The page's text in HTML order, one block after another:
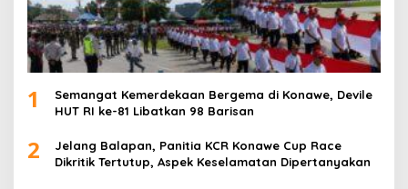
1
Semangat Kemerdekaan Bergema di Konawe, Devile
HUT RI ke-81 Libatkan 98 Barisan
2
Jelang Balapan, Panitia KCR Konawe Cup Race
Dikritik Tertutup, Aspek Keselamatan Dipertanyakan